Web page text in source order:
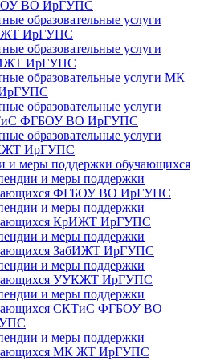
ВО ИрГУПС
образовательные услуги
ИрГУПС
образовательные услуги
ИрГУПС
образовательные услуги МК
образовательные услуги
ФГБОУ ВО ИрГУПС
образовательные услуги
ИрГУПС
и меры поддержки обучающихся
и меры поддержки
ФГБОУ ВО ИрГУПС
и меры поддержки
КрИЖТ ИрГУПС
и меры поддержки
ЗабИЖТ ИрГУПС
и меры поддержки
УУКЖТ ИрГУПС
и меры поддержки
СКТиС ФГБОУ ВО
и меры поддержки
МК ЖТ ИрГУПС